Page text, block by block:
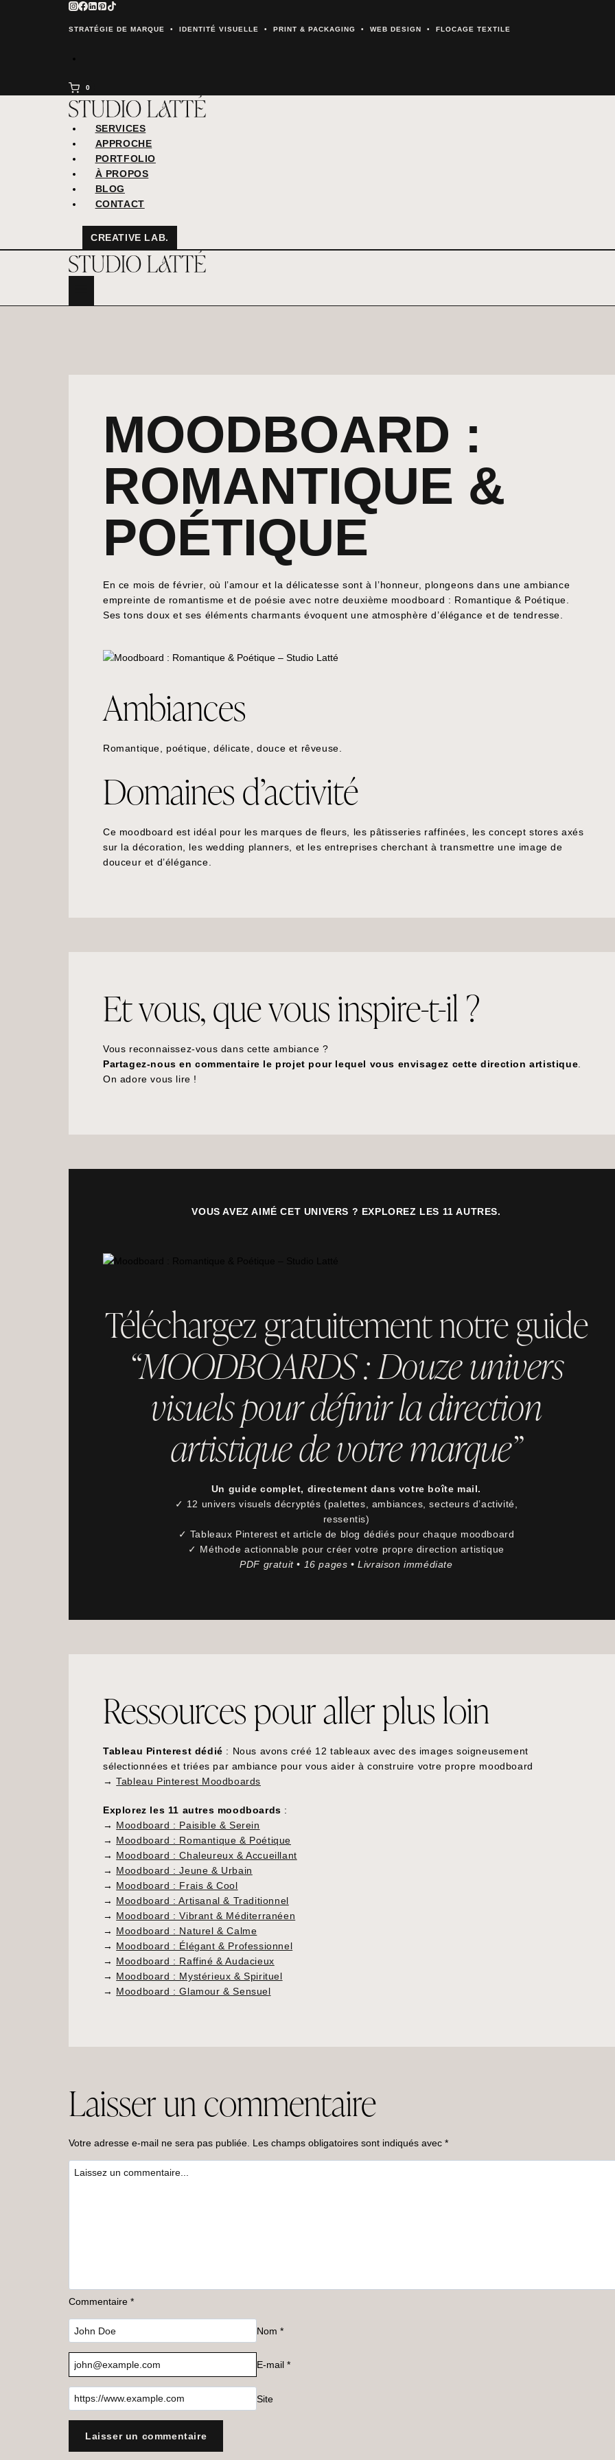
STRATÉGIE DE MARQUE • IDENTITÉ VISUELLE • PRINT & PACKAGING • WEB DESIGN • FLOCAGE TEXTILE
0
SERVICES
APPROCHE
PORTFOLIO
À PROPOS
BLOG
CONTACT
CREATIVE LAB.
MOODBOARD :
ROMANTIQUE &
POÉTIQUE
En ce mois de février, où l’amour et la délicatesse sont à l’honneur, plongeons dans une ambiance
empreinte de romantisme et de poésie avec notre deuxième moodboard : Romantique & Poétique.
Ses tons doux et ses éléments charmants évoquent une atmosphère d’élégance et de tendresse.
Ambiances
Romantique, poétique, délicate, douce et rêveuse.
Domaines d’activité
Ce moodboard est idéal pour les marques de fleurs, les pâtisseries raffinées, les concept stores axés
sur la décoration, les wedding planners, et les entreprises cherchant à transmettre une image de
douceur et d’élégance.
Et vous, que vous inspire-t-il ?
Vous reconnaissez-vous dans cette ambiance ?
Partagez-nous en commentaire le projet pour lequel vous envisagez cette direction artistique
On adore vous lire !
VOUS AVEZ AIMÉ CET UNIVERS ? EXPLOREZ LES 11 AUTRES.
Téléchargez gratuitement notre guide
“MOODBOARDS : Douze univers
visuels pour définir la direction
artistique de votre marque”
Un guide complet, directement dans votre boîte mail.
✓ 12 univers visuels décryptés (palettes, ambiances, secteurs d’activité,
ressentis)
✓ Tableaux Pinterest et article de blog dédiés pour chaque moodboard
✓ Méthode actionnable pour créer votre propre direction artistique
PDF gratuit • 16 pages • Livraison immédiate
Ressources pour aller plus loin
Tableau Pinterest dédié : Nous avons créé 12 tableaux avec des images soigneusement
sélectionnées et triées par ambiance pour vous aider à construire votre propre moodboard
→Tableau Pinterest Moodboards
Explorez les 11 autres moodboards :
→ Moodboard : Paisible & Serein
→ Moodboard : Romantique & Poétique
→ Moodboard : Chaleureux & Accueillant
→ Moodboard : Jeune & Urbain
→ Moodboard : Frais & Cool
→ Moodboard : Artisanal & Traditionnel
→ Moodboard : Vibrant & Méditerranéen
→ Moodboard : Naturel & Calme
→ Moodboard : Élégant & Professionnel
→ Moodboard : Raffiné & Audacieux
→ Moodboard : Mystérieux & Spirituel
→ Moodboard : Glamour & Sensuel
Laisser un commentaire
Votre adresse e-mail ne sera pas publiée. Les champs obligatoires sont indiqués avec *
Commentaire *
Nom *
E-mail *
Site